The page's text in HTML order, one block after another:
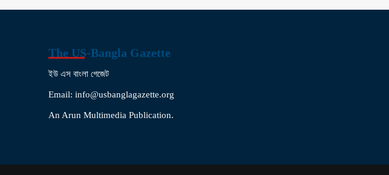
The US-Bangla Gazette
ইউ এস বাংলা গেজেট
Email: info@usbanglagazette.org
An Arun Multimedia Publication.